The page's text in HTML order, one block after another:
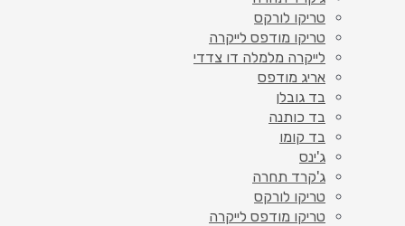
טריקו לורקס
טריקו מודפס לייקרה
לייקרה מלמלה דו צדדי
אריג מודפס
בד גובלן
בד כותנה
בד קומו
ג'ינס
ג'קרד תחרה
טריקו לורקס
טריקו מודפס לייקרה